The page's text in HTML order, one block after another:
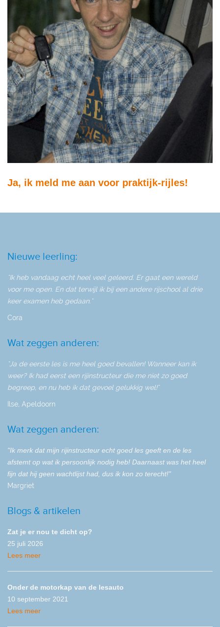
Ja, ik meld me aan voor praktijk-rijles!
Nieuwe leerling:
"Ik heb vandaag echt heel veel geleerd. Er gaat een wereld
voor me open. En dat terwijl ik bij een andere rijschool al drie
keer examen heb gedaan."
Cora
Wat zeggen anderen:
"Ja de eerste les is me heel goed bevallen! Wanneer kan ik
weer? Ik had eerst een rijinstructeur die me niet zo goed
begreep, en nu heb ik dat gevoel gelukkig wel!"
Ilse, Apeldoorn
Wat zeggen anderen:
"Ik merk dat mijn rijinstructeur echt goed les geeft en de les
afstemt op wat ik persoonlijk nodig heb! Daarnaast was het heel
fijn dat hij geen wachtlijst had, dus ik kon zo terecht!"
Margriet
Blogs & artikelen
Zat je er nou te dicht op?
25 juli 2026
Lees meer
Onder de motorkap van de lesauto
10 september 2021
Lees meer